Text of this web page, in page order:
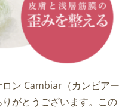
ン Cambiar（カンビアー
がとうございます。この